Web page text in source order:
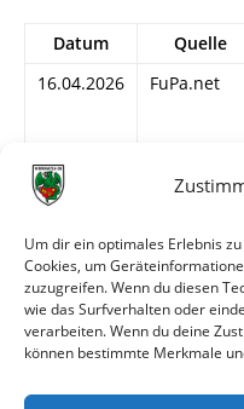
Um dir ein optimales Erlebnis
Cookies, um
zuzugreifen. Wenn du diesen
wie das Surfverhalten oder
verarbeiten. Wenn du deine
können bestimmte Merkmale
Datum Quelle
16.04.2026
FuPa.net
16.04.2026
Nibelungen
16.04.2026
FuPa.net
15.04.2026